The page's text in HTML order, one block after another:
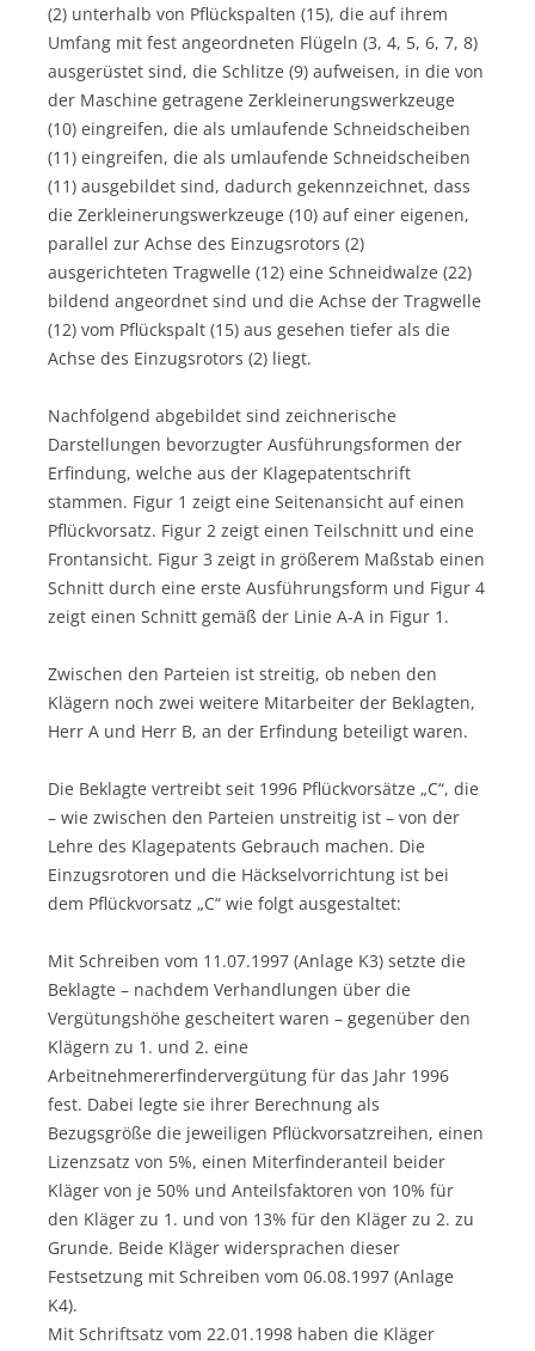
(2) unterhalb von Pflückspalten (15), die auf ihrem
Umfang mit fest angeordneten Flügeln (3, 4, 5, 6, 7, 8)
ausgerüstet sind, die Schlitze (9) aufweisen, in die von
der Maschine getragene Zerkleinerungswerkzeuge
(10) eingreifen, die als umlaufende Schneidscheiben
(11) eingreifen, die als umlaufende Schneidscheiben
(11) ausgebildet sind, dadurch gekennzeichnet, dass
die Zerkleinerungswerkzeuge (10) auf einer eigenen,
parallel zur Achse des Einzugsrotors (2)
ausgerichteten Tragwelle (12) eine Schneidwalze (22)
bildend angeordnet sind und die Achse der Tragwelle
(12) vom Pflückspalt (15) aus gesehen tiefer als die
Achse des Einzugsrotors (2) liegt.
Nachfolgend abgebildet sind zeichnerische
Darstellungen bevorzugter Ausführungsformen der
Erfindung, welche aus der Klagepatentschrift
stammen. Figur 1 zeigt eine Seitenansicht auf einen
Pflückvorsatz. Figur 2 zeigt einen Teilschnitt und eine
Frontansicht. Figur 3 zeigt in größerem Maßstab einen
Schnitt durch eine erste Ausführungsform und Figur 4
zeigt einen Schnitt gemäß der Linie A-A in Figur 1.
Zwischen den Parteien ist streitig, ob neben den
Klägern noch zwei weitere Mitarbeiter der Beklagten,
Herr A und Herr B, an der Erfindung beteiligt waren.
Die Beklagte vertreibt seit 1996 Pflückvorsätze „C“, die
– wie zwischen den Parteien unstreitig ist – von der
Lehre des Klagepatents Gebrauch machen. Die
Einzugsrotoren und die Häckselvorrichtung ist bei
dem Pflückvorsatz „C“ wie folgt ausgestaltet:
Mit Schreiben vom 11.07.1997 (Anlage K3) setzte die
Beklagte – nachdem Verhandlungen über die
Vergütungshöhe gescheitert waren – gegenüber den
Klägern zu 1. und 2. eine
Arbeitnehmererfindervergütung für das Jahr 1996
fest. Dabei legte sie ihrer Berechnung als
Bezugsgröße die jeweiligen Pflückvorsatzreihen, einen
Lizenzsatz von 5%, einen Miterfinderanteil beider
Kläger von je 50% und Anteilsfaktoren von 10% für
den Kläger zu 1. und von 13% für den Kläger zu 2. zu
Grunde. Beide Kläger widersprachen dieser
Festsetzung mit Schreiben vom 06.08.1997 (Anlage
K4).
Mit Schriftsatz vom 22.01.1998 haben die Kläger